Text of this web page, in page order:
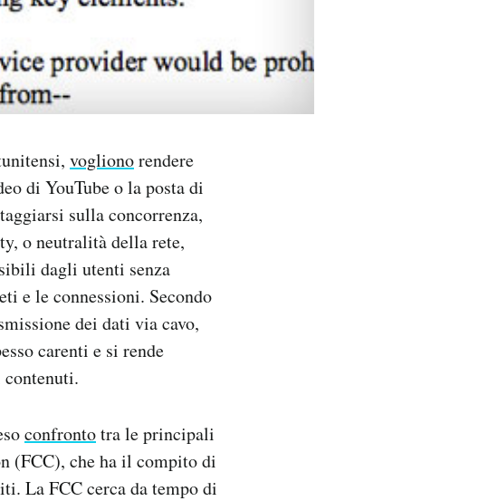
voglionorendere
di YouTube o la posta di
sulla concorrenza,
o neutralità della rete,
dagli utenti senza
e le connessioni. Secondo
dei dati via cavo,
carenti e si rende
contenuti.
confrontotra le principali
(FCC), che ha il compito di
La FCC cerca da tempo di